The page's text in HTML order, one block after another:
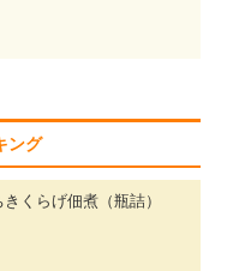
ング
らげ佃煮（瓶詰）